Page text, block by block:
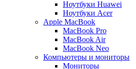
Ноутбуки Huawei
Ноутбуки Acer
Apple MacBook
MacBook Pro
MacBook Air
MacBook Neo
Компьютеры и мониторы
Мониторы